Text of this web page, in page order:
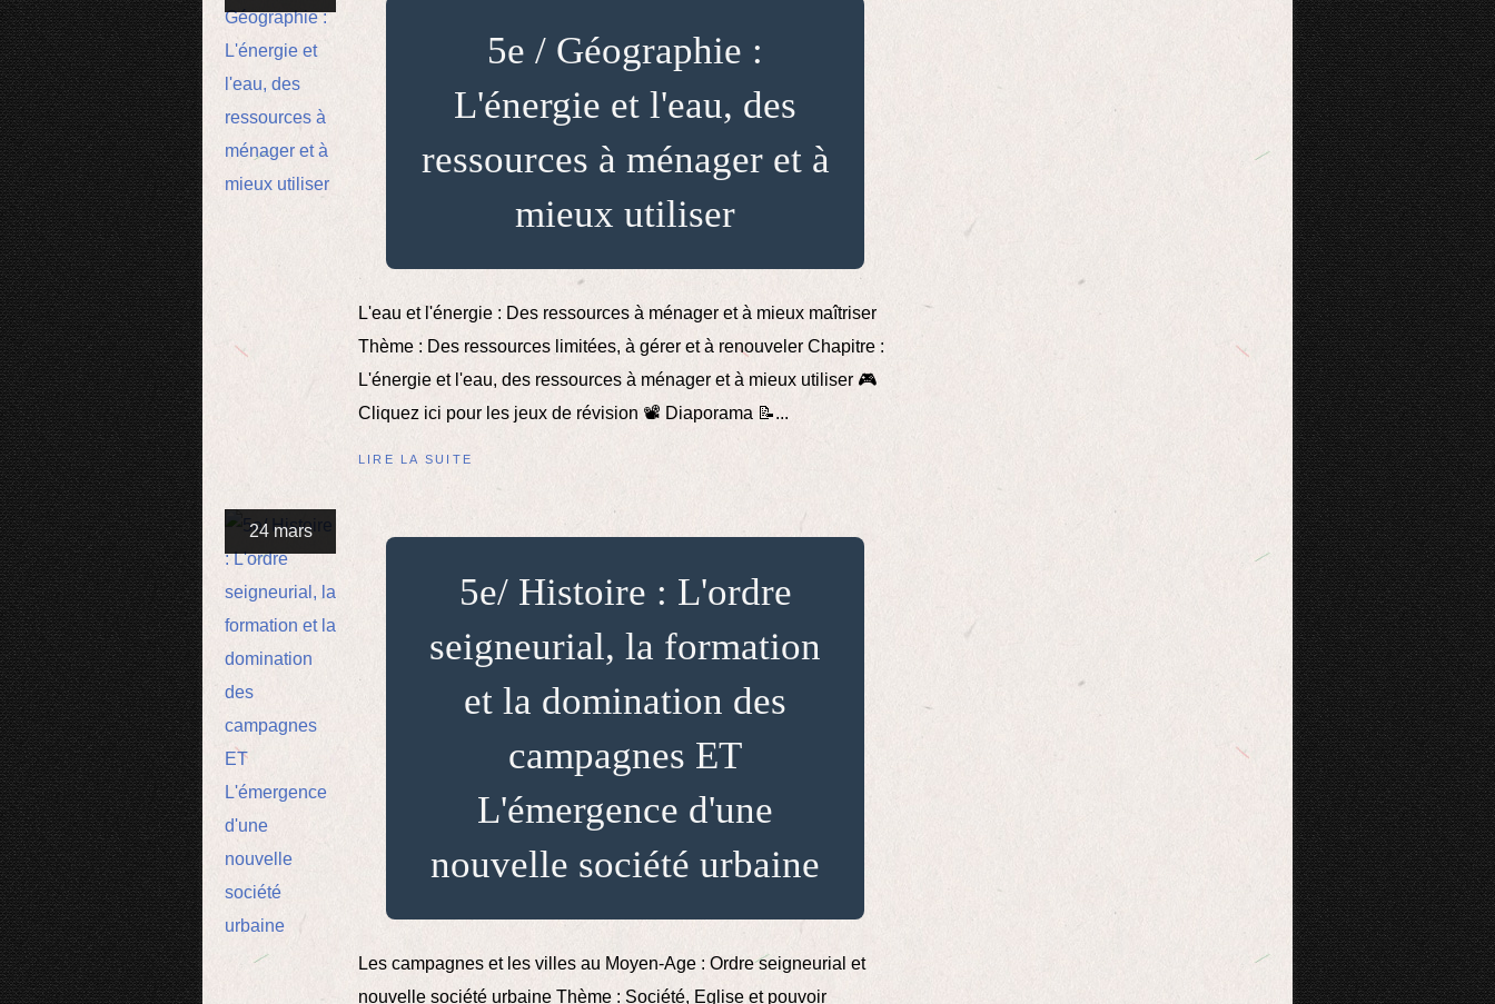
5e / Géographie :
L'énergie et l'eau, des
ressources à ménager et à
mieux utiliser
L'eau et l'énergie : Des ressources à ménager et à mieux maîtriser
Thème : Des ressources limitées, à gérer et à renouveler Chapitre :
L'énergie et l'eau, des ressources à ménager et à mieux utiliser 🎮
Cliquez ici pour les jeux de révision 📽️ Diaporama 📝...
LIRE LA SUITE
24 mars
5e/ Histoire : L'ordre
seigneurial, la formation
et la domination des
campagnes ET
L'émergence d'une
nouvelle société urbaine
Les campagnes et les villes au Moyen-Age : Ordre seigneurial et
nouvelle société urbaine Thème : Société, Eglise et pouvoir